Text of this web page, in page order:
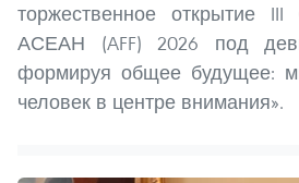
торжественное открытие
АСЕАН (AFF) 2026 под
формируя общее будущее:
человек в центре внимания».